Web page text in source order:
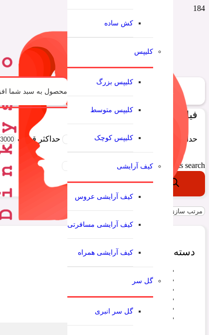
کش ساده
کلیپس
کلیپس بزرگ
کلیپس متوسط
کلیپس کوچک
کیف آرایشی
کیف آرایشی عروس
کیف آرایشی مسافرتی
کیف آرایشی همراه
گل سر
گل سر انبری
محصول به سبد شما
فیلتر قیمت:
حداقل قیمت حداكثر قيمت
Products search
دسته‌‌بندی محصولات
بدون دسته بندی
عطر و ادکلن